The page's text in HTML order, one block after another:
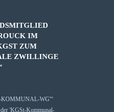
IM
ZUM
ZWILLINGE
KOMMUNAL-WG'“